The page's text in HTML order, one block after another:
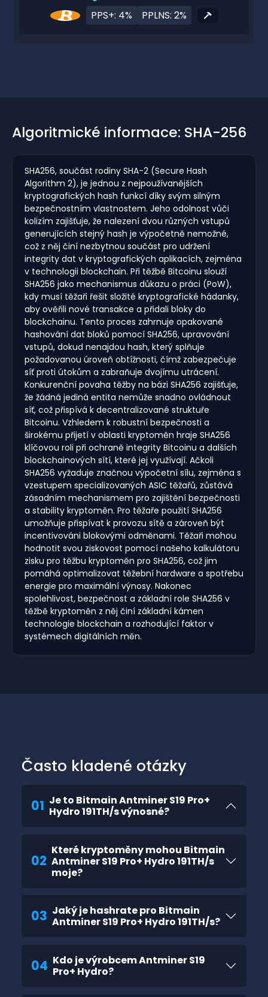
PPS+: 4% PPLNS: 2%
Algoritmické informace: SHA-256
SHA256, součást rodiny SHA-2 (Secure Hash
Algorithm 2), je jednou z nejpoužívanějších
kryptografických hash funkcí díky svým silným
bezpečnostním vlastnostem. Jeho odolnost vůči
kolizím zajišťuje, že nalezení dvou různých vstupů
generujících stejný hash je výpočetně nemožné,
což z něj činí nezbytnou součást pro udržení
integrity dat v kryptografických aplikacích, zejména
v technologii blockchain. Při těžbě Bitcoinu slouží
SHA256 jako mechanismus důkazu o práci (PoW),
kdy musí těžaři řešit složité kryptografické hádanky,
aby ověřili nové transakce a přidali bloky do
blockchainu. Tento proces zahrnuje opakované
hashování dat bloků pomocí SHA256, upravování
vstupů, dokud nenajdou hash, který splňuje
požadovanou úroveň obtížnosti, čímž zabezpečuje
síť proti útokům a zabraňuje dvojímu utrácení.
Konkurenční povaha těžby na bázi SHA256 zajišťuje,
že žádná jediná entita nemůže snadno ovládnout
síť, což přispívá k decentralizované struktuře
Bitcoinu. Vzhledem k robustní bezpečnosti a
širokému přijetí v oblasti kryptoměn hraje SHA256
klíčovou roli při ochraně integrity Bitcoinu a dalších
blockchainových sítí, které jej využívají. Ačkoli
SHA256 vyžaduje značnou výpočetní sílu, zejména s
vzestupem specializovaných ASIC těžařů, zůstává
zásadním mechanismem pro zajištění bezpečnosti
a stability kryptoměn. Pro těžaře použití SHA256
umožňuje přispívat k provozu sítě a zároveň být
incentivováni blokovými odměnami. Těžaři mohou
hodnotit svou ziskovost pomocí našeho kalkulátoru
zisku pro těžbu kryptoměn pro SHA256, což jim
pomáhá optimalizovat těžební hardware a spotřebu
energie pro maximální výnosy. Nakonec
spolehlivost, bezpečnost a základní role SHA256 v
těžbě kryptoměn z něj činí základní kámen
technologie blockchain a rozhodující faktor v
systémech digitálních měn.
Často kladené otázky
01 Je to Bitmain Antminer S19 Pro+
Hydro 191TH/s výnosné?
02
Které kryptoměny mohou Bitmain
Antminer S19 Pro+ Hydro 191TH/s
moje?
03 Jaký je hashrate pro Bitmain
Antminer S19 Pro+ Hydro 191TH/s?
04 Kdo je výrobcem Antminer S19
Pro+ Hydro?